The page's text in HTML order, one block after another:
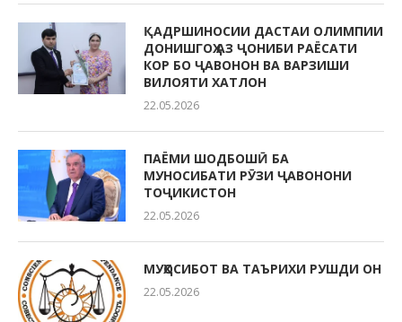
ҚАДРШИНОСИИ ДАСТАИ ОЛИМПИИ
ДОНИШГОҲ АЗ ҶОНИБИ РАЁСАТИ
КОР БО ҶАВОНОН ВА ВАРЗИШИ
ВИЛОЯТИ ХАТЛОН
22.05.2026
ПАЁМИ ШОДБОШӢ БА
МУНОСИБАТИ РӮЗИ ҶАВОНОНИ
ТОҶИКИСТОН
22.05.2026
МУҲОСИБОТ ВА ТАЪРИХИ РУШДИ ОН
22.05.2026